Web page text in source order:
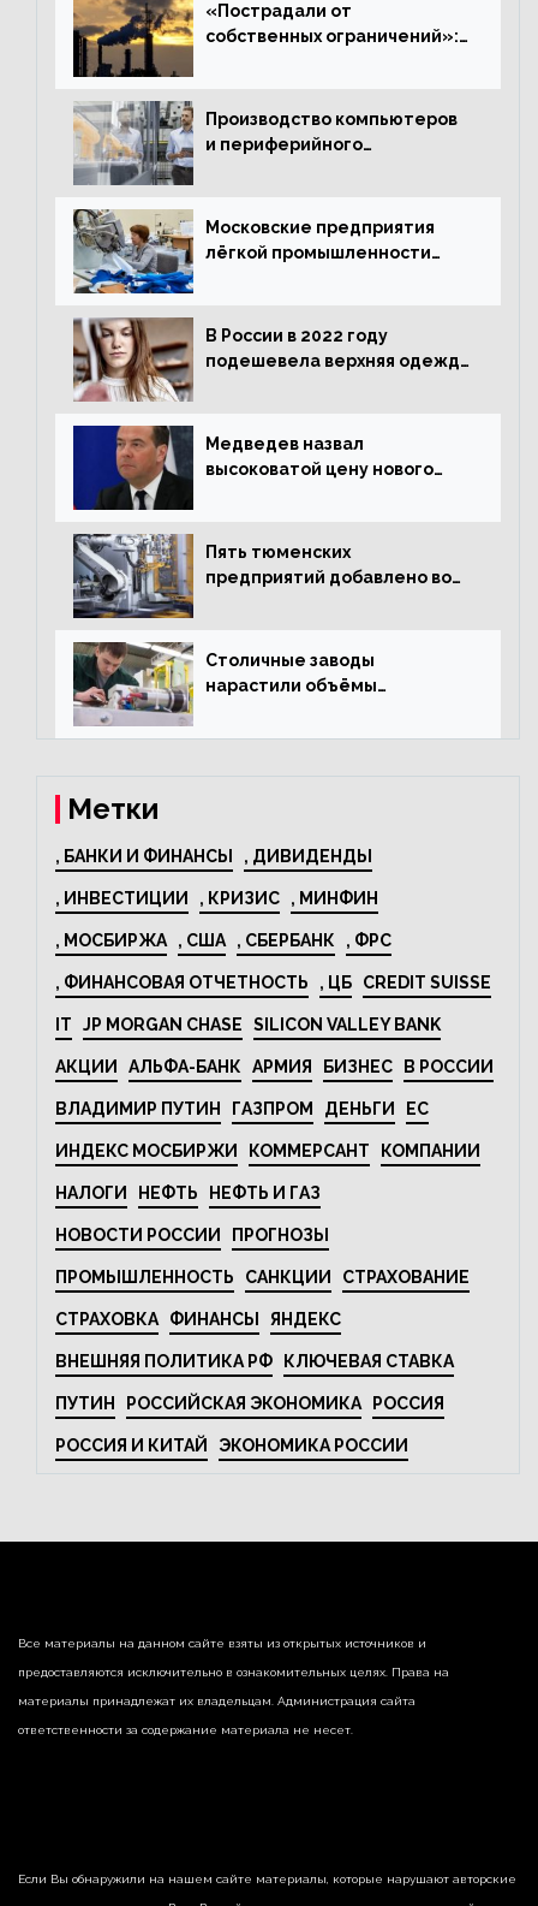
«Пострадали от
собственных ограничений»:
промышленности
Производство компьютеров
и периферийного
Московские предприятия
лёгкой промышленности
В России в 2022 году
подешевела верхняя одежда
Медведев назвал
высоковатой цену нового
Пять тюменских
предприятий добавлено во
туризма
Столичные заводы
нарастили объёмы
электрооборудования на
Метки
, БАНКИ И ФИНАНСЫ , ДИВИДЕНДЫ
, ИНВЕСТИЦИИ , КРИЗИС , МИНФИН
, МОСБИРЖА , США , СБЕРБАНК , ФРС
, ФИНАНСОВАЯ ОТЧЕТНОСТЬ , ЦБ CREDIT SUISSE
IT JP MORGAN CHASE SILICON VALLEY BANK
АКЦИИ АЛЬФА-БАНК АРМИЯ БИЗНЕС В РОССИИ
ВЛАДИМИР ПУТИН ГАЗПРОМ ДЕНЬГИ ЕС
ИНДЕКС МОСБИРЖИ КОММЕРСАНТ КОМПАНИИ
НАЛОГИ НЕФТЬ НЕФТЬ И ГАЗ
НОВОСТИ РОССИИ ПРОГНОЗЫ
ПРОМЫШЛЕННОСТЬ САНКЦИИ СТРАХОВАНИЕ
СТРАХОВКА ФИНАНСЫ ЯНДЕКС
ВНЕШНЯЯ ПОЛИТИКА РФ КЛЮЧЕВАЯ СТАВКА
ПУТИН РОССИЙСКАЯ ЭКОНОМИКА РОССИЯ
РОССИЯ И КИТАЙ ЭКОНОМИКА РОССИИ
Все материалы на данном сайте взяты из открытых источников и
предоставляются исключительно в ознакомительных целях. Права на
материалы принадлежат их владельцам. Администрация сайта
ответственности за содержание материала не несет.
Если Вы обнаружили на нашем сайте материалы, которые нарушают авторские